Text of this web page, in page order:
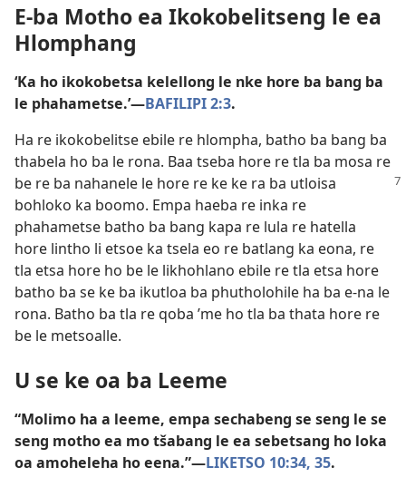
E-ba Motho ea Ikokobelitseng le ea
Hlomphang
‘Ka ho ikokobetsa kelellong le nke hore ba bang ba
le phahametse.’​—BAFILIPI 2:3.
Ha re ikokobelitse ebile re hlompha, batho ba bang ba
thabela ho ba le rona. Baa tseba hore re tla ba mosa re
be re ba nahanele le hore re ke ke ra ba utloisa
bohloko ka boomo. Empa haeba re inka re
phahametse batho ba bang kapa re lula re hatella
hore lintho li etsoe ka tsela eo re batlang ka eona, re
tla etsa hore ho be le likhohlano ebile re tla etsa hore
batho ba se ke ba ikutloa ba phutholohile ha ba e-na le
rona. Batho ba tla re qoba ’me ho tla ba thata hore re
be le metsoalle.
U se ke oa ba Leeme
“Molimo ha a leeme, empa sechabeng se seng le se
seng motho ea mo tšabang le ea sebetsang ho loka
oa amoheleha ho eena.”​—LIKETSO 10:​34, 35.